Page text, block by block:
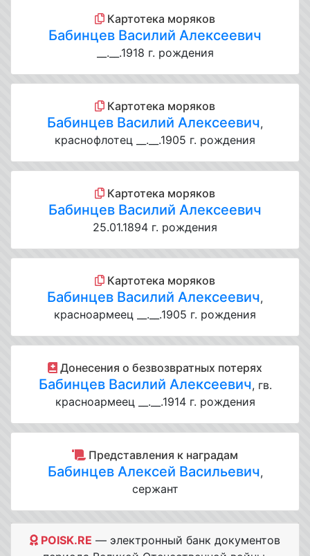
Картотека моряков
Бабинцев Василий Алексеевич
__.__.1918 г. рождения
Картотека моряков
Бабинцев Василий Алексеевич,
краснофлотец __.__.1905 г. рождения
Картотека моряков
Бабинцев Василий Алексеевич
25.01.1894 г. рождения
Картотека моряков
Бабинцев Василий Алексеевич,
красноармеец __.__.1905 г. рождения
Донесения о безвозвратных потерях
Бабинцев Василий Алексеевич, гв.
красноармеец __.__.1914 г. рождения
Представления к наградам
Бабинцев Алексей Васильевич,
сержант
POISK.RE — электронный банк документов